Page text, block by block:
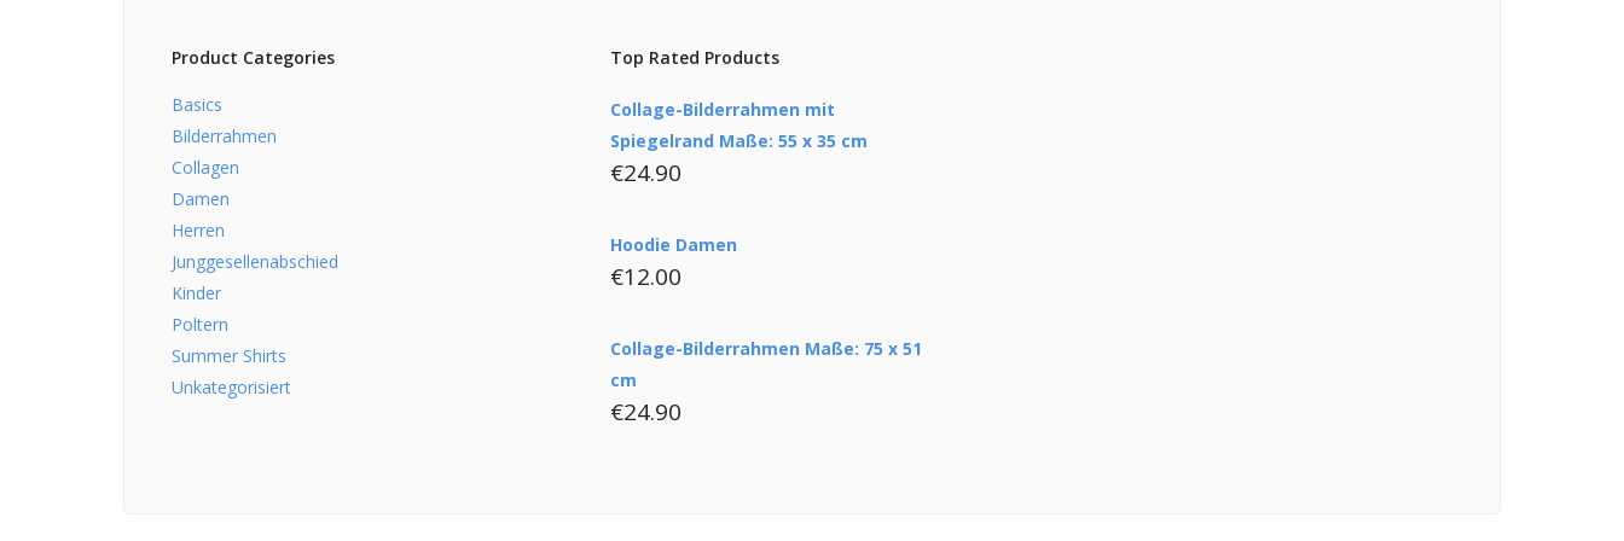
Product Categories
Basics
Bilderrahmen
Collagen
Damen
Herren
Junggesellenabschied
Kinder
Poltern
Summer Shirts
Unkategorisiert
Top Rated Products
Collage-Bilderrahmen mit
Spiegelrand Maße: 55 x 35 cm
€24.90
Hoodie Damen
€12.00
Collage-Bilderrahmen Maße: 75 x 51
cm
€24.90